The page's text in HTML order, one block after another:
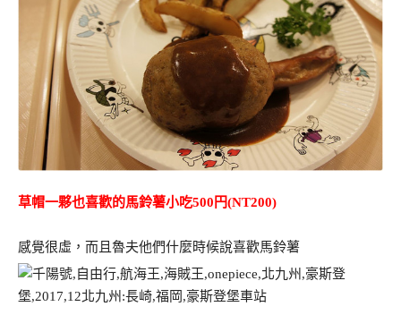
草帽一夥也喜歡的馬鈴薯小吃500円(NT200)
感覺很虛，而且魯夫他們什麼時候說喜歡馬鈴薯